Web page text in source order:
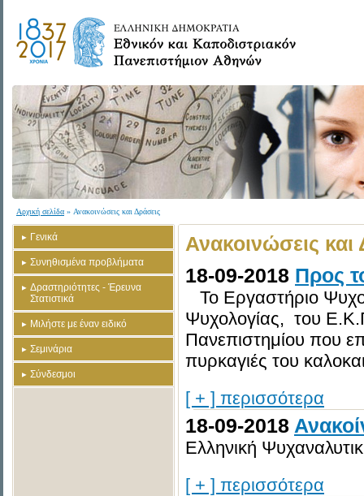
Αρχική σελίδα » Ανακοινώσεις και Δράσεις
Γενικά
Συνηθισμένα προβλήματα
Δραστηριότητες - Έρευνα
Στατιστικά
Μιλήστε με έναν ειδικό
Σεμινάρια
Σύνδεσμοι
Ανακοινώσεις και
18-09-2018 Προς
Το Εργαστήριο
Ψυχολογίας, του
Πανεπιστημίου που
πυρκαγιές του
[ + ] περισσότερα
18-09-2018
Ελληνική
[ + ] περισσότερα